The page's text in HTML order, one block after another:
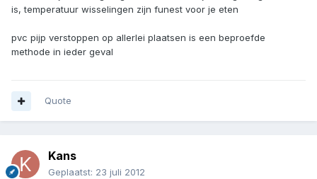
is, temperatuur wisselingen zijn funest voor je eten
pvc pijp verstoppen op allerlei plaatsen is een beproefde
methode in ieder geval
Quote
Kans
Geplaatst: 23 juli 2012